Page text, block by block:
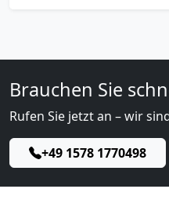
Brauchen Sie
Rufen Sie jetzt an – wir
+49 1578 1770498